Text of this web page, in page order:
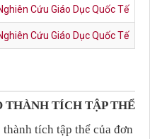
Cứu Giáo Dục Quốc Tế
Cứu Giáo Dục Quốc Tế
THÀNH TÍCH TẬP THỂ
tích tập thể của đơn